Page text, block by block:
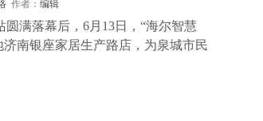
作者： 编辑
满落幕后，6月13日，“海尔智慧
南银座家居生产路店，为泉城市民